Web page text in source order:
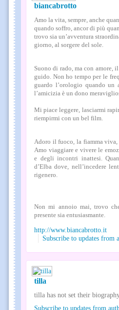
biancabrotto
Amo la vita, sempre, anche
quando soffro, ancor di più
trovo sia un’avventura
giorno, al sorgere del sole.
Suono di rado, ma con amore,
guido. Non ho tempo per le
guardo l’orologio quando
l’amicizia è un dono
Mi piace leggere, lasciarmi
riempirmi con un bel film.
Adoro il fuoco, la fiamma viva,
Amo viaggiare e vivere le
e degli incontri inattesi.
d’Elba dove, nell’incedere
rigenero.
Non mi annoio mai, trovo
presente sia entusiasmante.
http://www.biancabrotto.it
Subscribe to updates from
tilla
tilla has not set their
Subscribe to updates from